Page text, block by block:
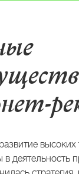
высоких
деятельность